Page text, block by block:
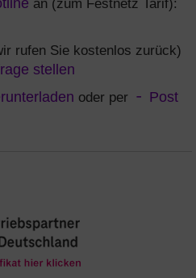
an (zum Festnetz Tarif):
rufen Sie kostenlos zurück)
stellen
oder per
Post